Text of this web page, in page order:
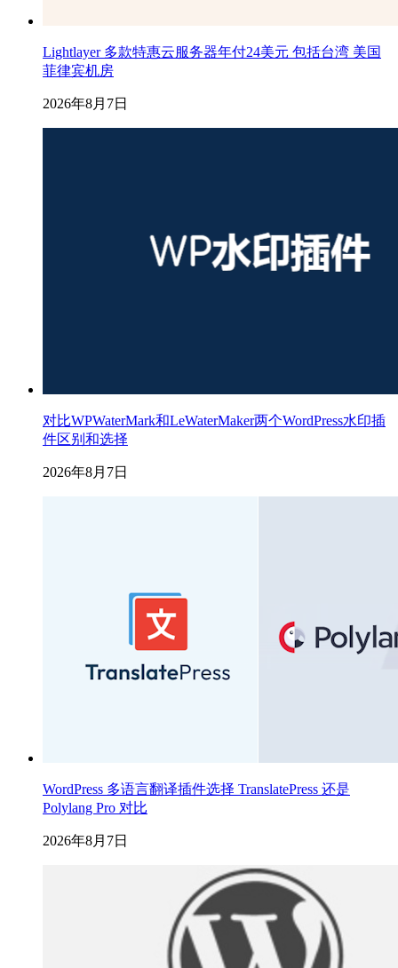
Lightlayer 多款特惠云服务器年付24美元 包括台湾 美国
菲律宾机房
2026年8月7日
对比WPWaterMark和LeWaterMaker两个WordPress水印插
件区别和选择
2026年8月7日
WordPress 多语言翻译插件选择 TranslatePress 还是
Polylang Pro 对比
2026年8月7日